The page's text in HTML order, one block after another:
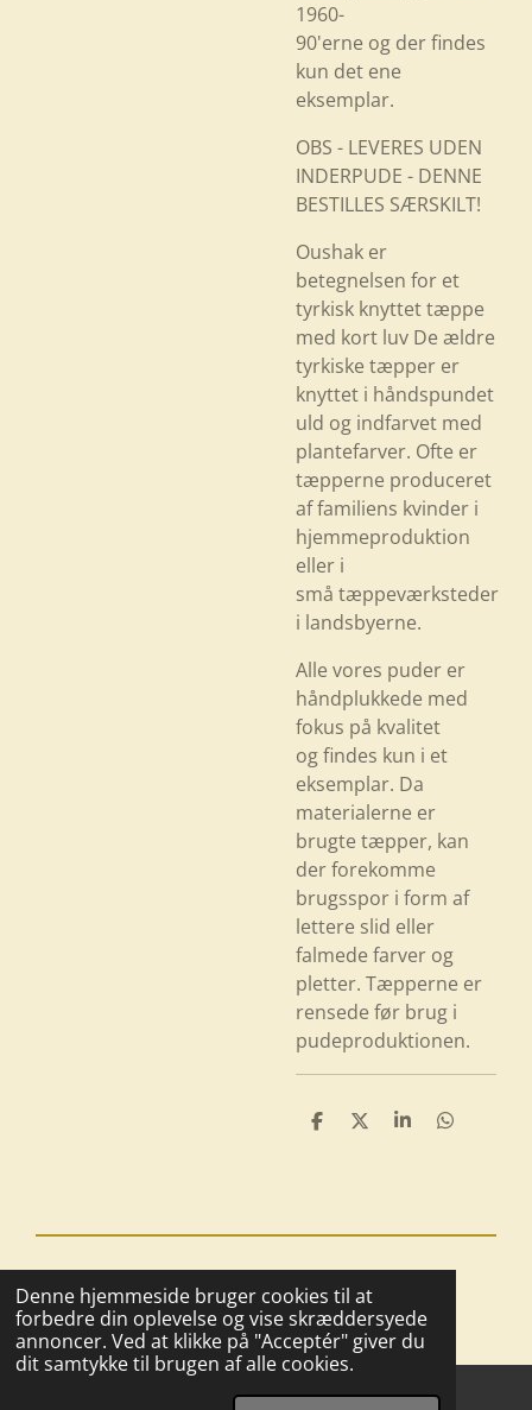
Denne hjemmeside bruger cookies til at
forbedre din oplevelse og vise skræddersyede
annoncer. Ved at klikke på "Acceptér" giver du
dit samtykke til brugen af alle cookies.
1960-
90'erne og der findes
kun det ene
eksemplar.
OBS - LEVERES UDEN
INDERPUDE - DENNE
BESTILLES SÆRSKILT!
Oushak er
betegnelsen for et
tyrkisk knyttet tæppe
med kort luv De ældre
tyrkiske tæpper er
knyttet i håndspundet
uld og indfarvet med
plantefarver. Ofte er
tæpperne produceret
af familiens kvinder i
hjemmeproduktion
eller i
små tæppeværksteder
i landsbyerne.
Alle vores puder er
håndplukkede med
fokus på kvalitet
og findes kun i et
eksemplar. Da
materialerne er
brugte tæpper, kan
der forekomme
brugsspor i form af
lettere slid eller
falmede farver og
pletter. Tæpperne er
rensede før brug i
pudeproduktionen.
D
D
D
D
© 2025 - 2026 Boutique BoHome
Drevet afWebador